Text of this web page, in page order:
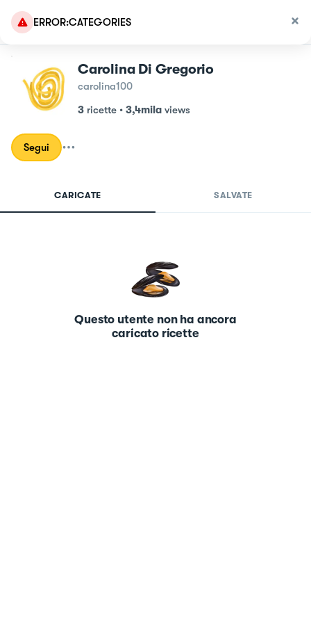
ERROR:CATEGORIES
Carolina Di Gregorio
carolina100
3 ricette • 3,4mila views
Segui
CARICATE SALVATE
Questo utente non ha ancora
caricato ricette